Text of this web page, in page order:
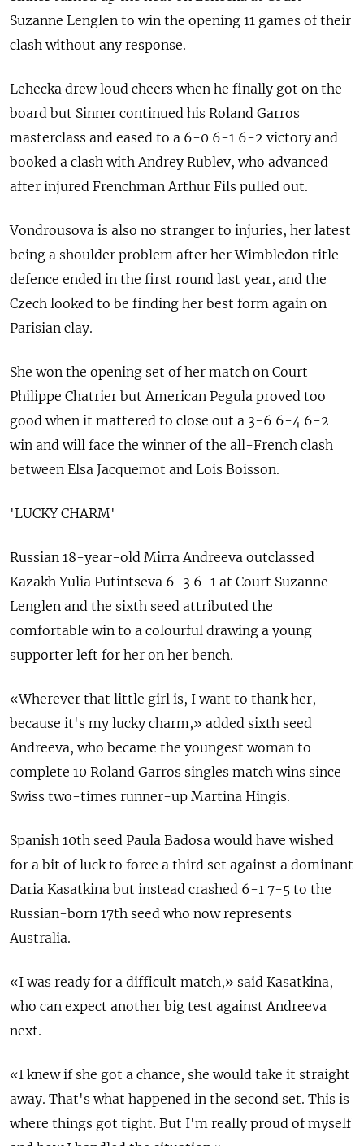
Suzanne Lenglen to win the opening 11 games of their
clash without any response.
Lehecka drew loud cheers when he finally got on the
board but Sinner continued his Roland Garros
masterclass and eased to a 6-0 6-1 6-2 victory and
booked a clash with Andrey Rublev, who advanced
after injured Frenchman Arthur Fils pulled out.
Vondrousova is also no stranger to injuries, her latest
being a shoulder problem after her Wimbledon title
defence ended in the first round last year, and the
Czech looked to be finding her best form again on
Parisian clay.
She won the opening set of her match on Court
Philippe Chatrier but American Pegula proved too
good when it mattered to close out a 3-6 6-4 6-2
win and will face the winner of the all-French clash
between Elsa Jacquemot and Lois Boisson.
'LUCKY CHARM'
Russian 18-year-old Mirra Andreeva outclassed
Kazakh Yulia Putintseva 6-3 6-1 at Court Suzanne
Lenglen and the sixth seed attributed the
comfortable win to a colourful drawing a young
supporter left for her on her bench.
«Wherever that little girl is, I want to thank her,
because it's my lucky charm,» added sixth seed
Andreeva, who became the youngest woman to
complete 10 Roland Garros singles match wins since
Swiss two-times runner-up Martina Hingis.
Spanish 10th seed Paula Badosa would have wished
for a bit of luck to force a third set against a dominant
Daria Kasatkina but instead crashed 6-1 7-5 to the
Russian-born 17th seed who now represents
Australia.
«I was ready for a difficult match,» said Kasatkina,
who can expect another big test against Andreeva
next.
«I knew if she got a chance, she would take it straight
away. That's what happened in the second set. This is
where things got tight. But I'm really proud of myself